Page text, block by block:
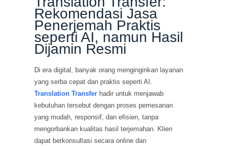
Rekomendasi Jasa
Penerjemah Praktis
seperti AI, namun Hasil
Dijamin Resmi
Di era digital, banyak orang menginginkan layanan
yang serba cepat dan praktis seperti AI.
Translation Transfer hadir untuk menjawab
kebutuhan tersebut dengan proses pemesanan
yang mudah, responsif, dan efisien, tanpa
mengorbankan kualitas hasil terjemahan. Klien
dapat berkonsultasi secara online dan